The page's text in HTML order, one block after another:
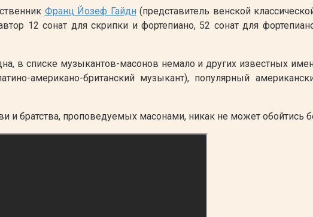
Франц Йозеф Гайдн(представитель венской
12 сонат для скрипки и фортепиано, 52 сонат для
в списке музыкантов-масонов немало и других известных
американо-британский музыкант), популярный
и братства, проповедуемых масонами, никак не может обойтись